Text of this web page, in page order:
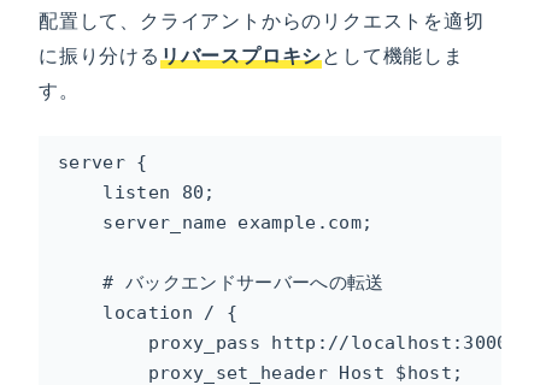
配置して、クライアントからのリクエストを適切
に振り分けるリバースプロキシとして機能しま
す。
server {
    listen 80;
    server_name example.com;
    # バックエンドサーバーへの転送
    location / {
        proxy_pass http://localhost:3000;
        proxy_set_header Host $host;